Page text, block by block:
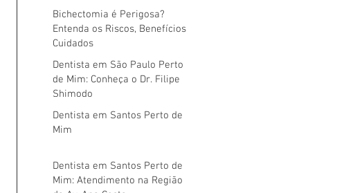
Bichectomia é Perigosa?
Entenda os Riscos, Benefícios e
Cuidados
Dentista em São Paulo Perto
de Mim: Conheça o Dr. Filipe
Shimodo
Dentista em Santos Perto de
Mim
Dentista em Santos Perto de
Mim: Atendimento na Região